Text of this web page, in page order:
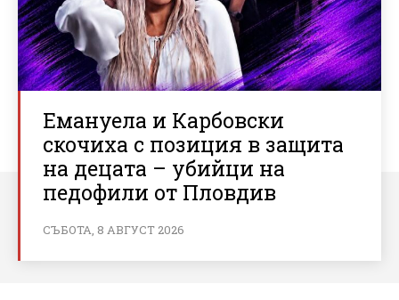
Емануела и Карбовски
скочиха с позиция в защита
на децата – убийци на
педофили от Пловдив
СЪБОТА, 8 АВГУСТ 2026